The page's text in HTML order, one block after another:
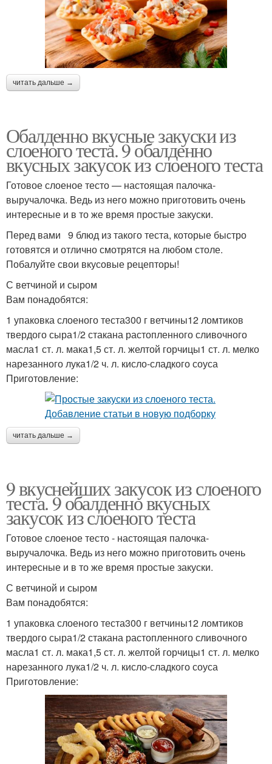
читать дальше →
Обалденно вкусные закуски из
слоеного теста. 9 обалденно
вкусных закусок из слоеного теста
Готовое слоеное тесто — настоящая палочка-
выручалочка. Ведь из него можно приготовить очень
интересные и в то же время простые закуски.
Перед вами 9 блюд из такого теста, которые быстро
готовятся и отлично смотрятся на любом столе.
Побалуйте свои вкусовые рецепторы!
С ветчиной и сыром
Вам понадобятся:
1 упаковка слоеного теста300 г ветчины12 ломтиков
твердого сыра1/2 стакана растопленного сливочного
масла1 ст. л. мака1,5 ст. л. желтой горчицы1 ст. л. мелко
нарезанного лука1/2 ч. л. кисло-сладкого соуса
Приготовление:
читать дальше →
9 вкуснейших закусок из слоеного
теста. 9 обалденно вкусных
закусок из слоеного теста
Готовое слоеное тесто - настоящая палочка-
выручалочка. Ведь из него можно приготовить очень
интересные и в то же время простые закуски.
С ветчиной и сыром
Вам понадобятся:
1 упаковка слоеного теста300 г ветчины12 ломтиков
твердого сыра1/2 стакана растопленного сливочного
масла1 ст. л. мака1,5 ст. л. желтой горчицы1 ст. л. мелко
нарезанного лука1/2 ч. л. кисло-сладкого соуса
Приготовление: